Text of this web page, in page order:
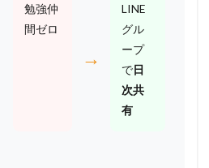
勉強仲
間ゼロ
→
LINE
グル
ープ
で日
次共
有